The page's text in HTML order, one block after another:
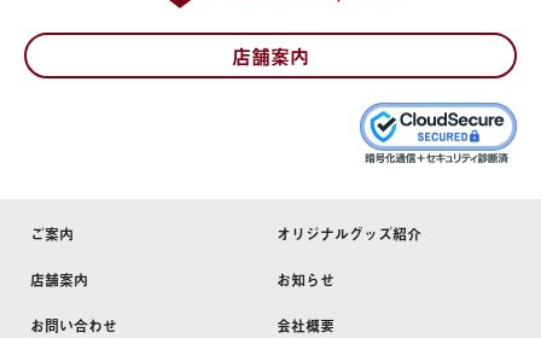
店舗案内
ご案内 オリジナルグッズ紹介
店舗案内 お知らせ
お問い合わせ 会社概要